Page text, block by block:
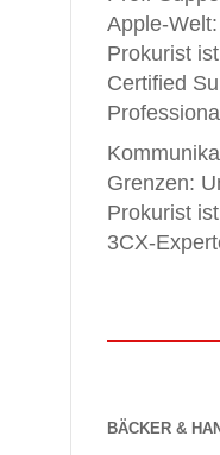
Apple-
Prokurist
Certified
Grenzen:
Prokurist
3CX-
BÄCKER &